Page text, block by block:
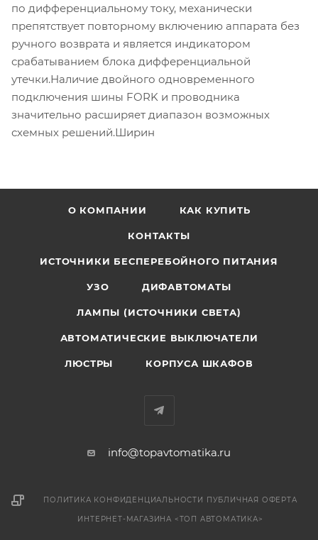
по дифференциальному току, механически
препятствует повторному включению аппарата без
ручного возврата и является индикатором
срабатыванием блока дифференциальной
утечки.Наличие двойного одновременного
подключения шины FORK и проводника
значительно расширяет диапазон возможных
схемных решений.Ширин
О КОМПАНИИ КАК КУПИТЬ
КОНТАКТЫ
ИСТОЧНИКИ БЕСПЕРЕБОЙНОГО ПИТАНИЯ
УЗО ДИФАВТОМАТЫ
ЛАМПЫ (ИСТОЧНИКИ СВЕТА)
АВТОМАТИЧЕСКИЕ ВЫКЛЮЧАТЕЛИ
ЛЮСТРЫ КОРПУСА ШКАФОВ
info@topavtomatika.ru
ПОЛИТИКА КОНФИДЕНЦИАЛЬНОСТИ ПУБЛИЧНАЯ ОФЕРТА
ИНТЕРНЕТ-МАГАЗИНА <ТОП АВТОМАТИКА>